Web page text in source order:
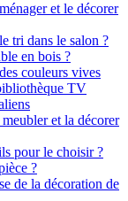
et le décorer
tri dans le salon ?
en bois ?
couleurs vives
TV
et la décorer
pour le choisir ?
?
de la décoration de